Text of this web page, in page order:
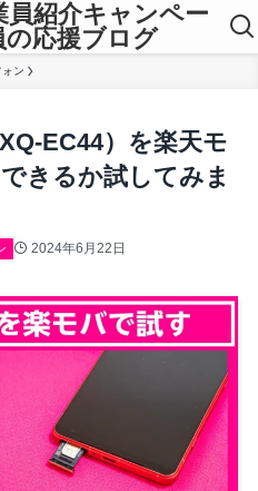
紹介キャンペー
の応援ブログ
ン
EC44）を楽天モ
きるか試してみま
2024年6月22日